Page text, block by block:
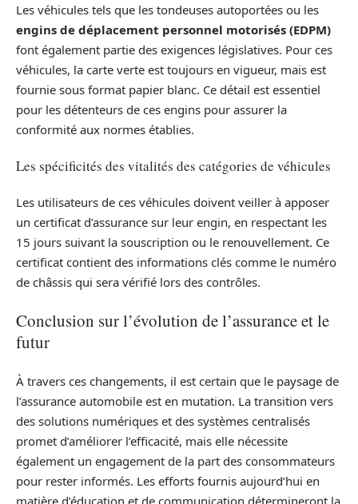
Les véhicules tels que les tondeuses autoportées ou les
engins de déplacement personnel motorisés (EDPM)
font également partie des exigences législatives. Pour ces
véhicules, la carte verte est toujours en vigueur, mais est
fournie sous format papier blanc. Ce détail est essentiel
pour les détenteurs de ces engins pour assurer la
conformité aux normes établies.
Les spécificités des vitalités des catégories de véhicules
Les utilisateurs de ces véhicules doivent veiller à apposer
un certificat d’assurance sur leur engin, en respectant les
15 jours suivant la souscription ou le renouvellement. Ce
certificat contient des informations clés comme le numéro
de châssis qui sera vérifié lors des contrôles.
Conclusion sur l’évolution de l’assurance et le
futur
À travers ces changements, il est certain que le paysage de
l’assurance automobile est en mutation. La transition vers
des solutions numériques et des systèmes centralisés
promet d’améliorer l’efficacité, mais elle nécessite
également un engagement de la part des consommateurs
pour rester informés. Les efforts fournis aujourd’hui en
matière d’éducation et de communication détermineront la